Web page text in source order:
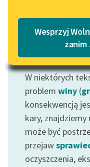
Lektury szkolne i
literatury do słuchania
uczennic i uczniów z
niepełnosprawnościami
E-kolekcja lektur
szkolnych i literatury do
słuchania dla uczennic i
uczniów z
niepełnosprawnościami
Wesprzyj
zanim
Motyw: Kara
W niektórych
problem winy (
konsekwencją
kary,
może być
przejaw
oczyszczenia,